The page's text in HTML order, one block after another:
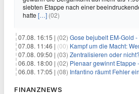
siebten Etappe nach einer
hatte […] (02)
07.08. 16:15 | (02) Gose bejubelt EM-Gold -
07.08. 11:46 | (00) Kampf um die Macht: Wer
07.08. 09:50 | (03) Zentralisieren oder nicht?
06.08. 18:00 | (02) Pienaar gewinnt Etappe -
06.08. 17:05 | (08) Infantino räumt Fehler ein -
FINANZNEWS